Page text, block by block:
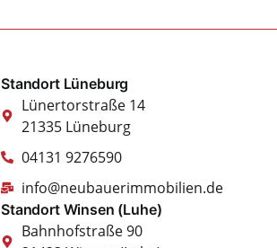
Standort Lüneburg
Lünertorstraße 14
21335 Lüneburg
04131 9276590
info@neubauerimmobilien.de
Standort Winsen (Luhe)
Bahnhofstraße 90